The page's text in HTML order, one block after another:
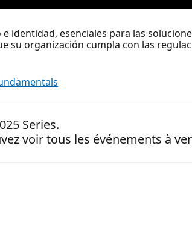
identidad, esenciales para las
su organización cumpla con las
Series.
voir tous les événements à